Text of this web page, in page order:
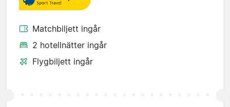
Matchbiljett ingår
2 hotellnätter ingår
Flygbiljett ingår